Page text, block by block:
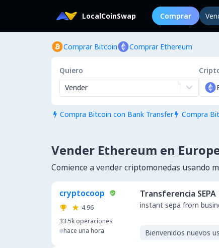
LocalCoinSwap Comprar
Comprar Bitcoin Comprar Ethereum
Quiero
Vender
 Compra Bitcoin con Bank Transfer  Compra
Vender Ethereum en
Comience a vender criptomonedas usando
cryptocoop
4.96
33.5k operaciones
hace una hora
Transferencia SEPA
instant sepa from
Bienvenidos nuevos